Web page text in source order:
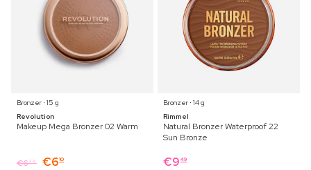
Bronzer ⋅ 15 g
Revolution
Makeup Mega Bronzer 02 Warm
€629 €610
Bronzer ⋅ 14 g
Rimmel
Natural Bronzer Waterproof 22
Sun Bronze
€9 49